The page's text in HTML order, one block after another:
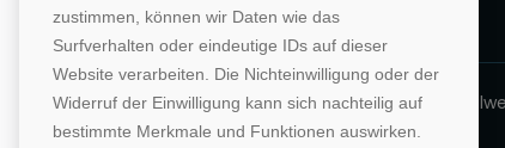
zustimmen, können wir Daten wie das
Surfverhalten oder eindeutige IDs auf dieser
Website verarbeiten. Die Nichteinwilligung oder der
Widerruf der Einwilligung kann sich nachteilig auf
bestimmte Merkmale und Funktionen auswirken.
©1996-2026 Deutsche